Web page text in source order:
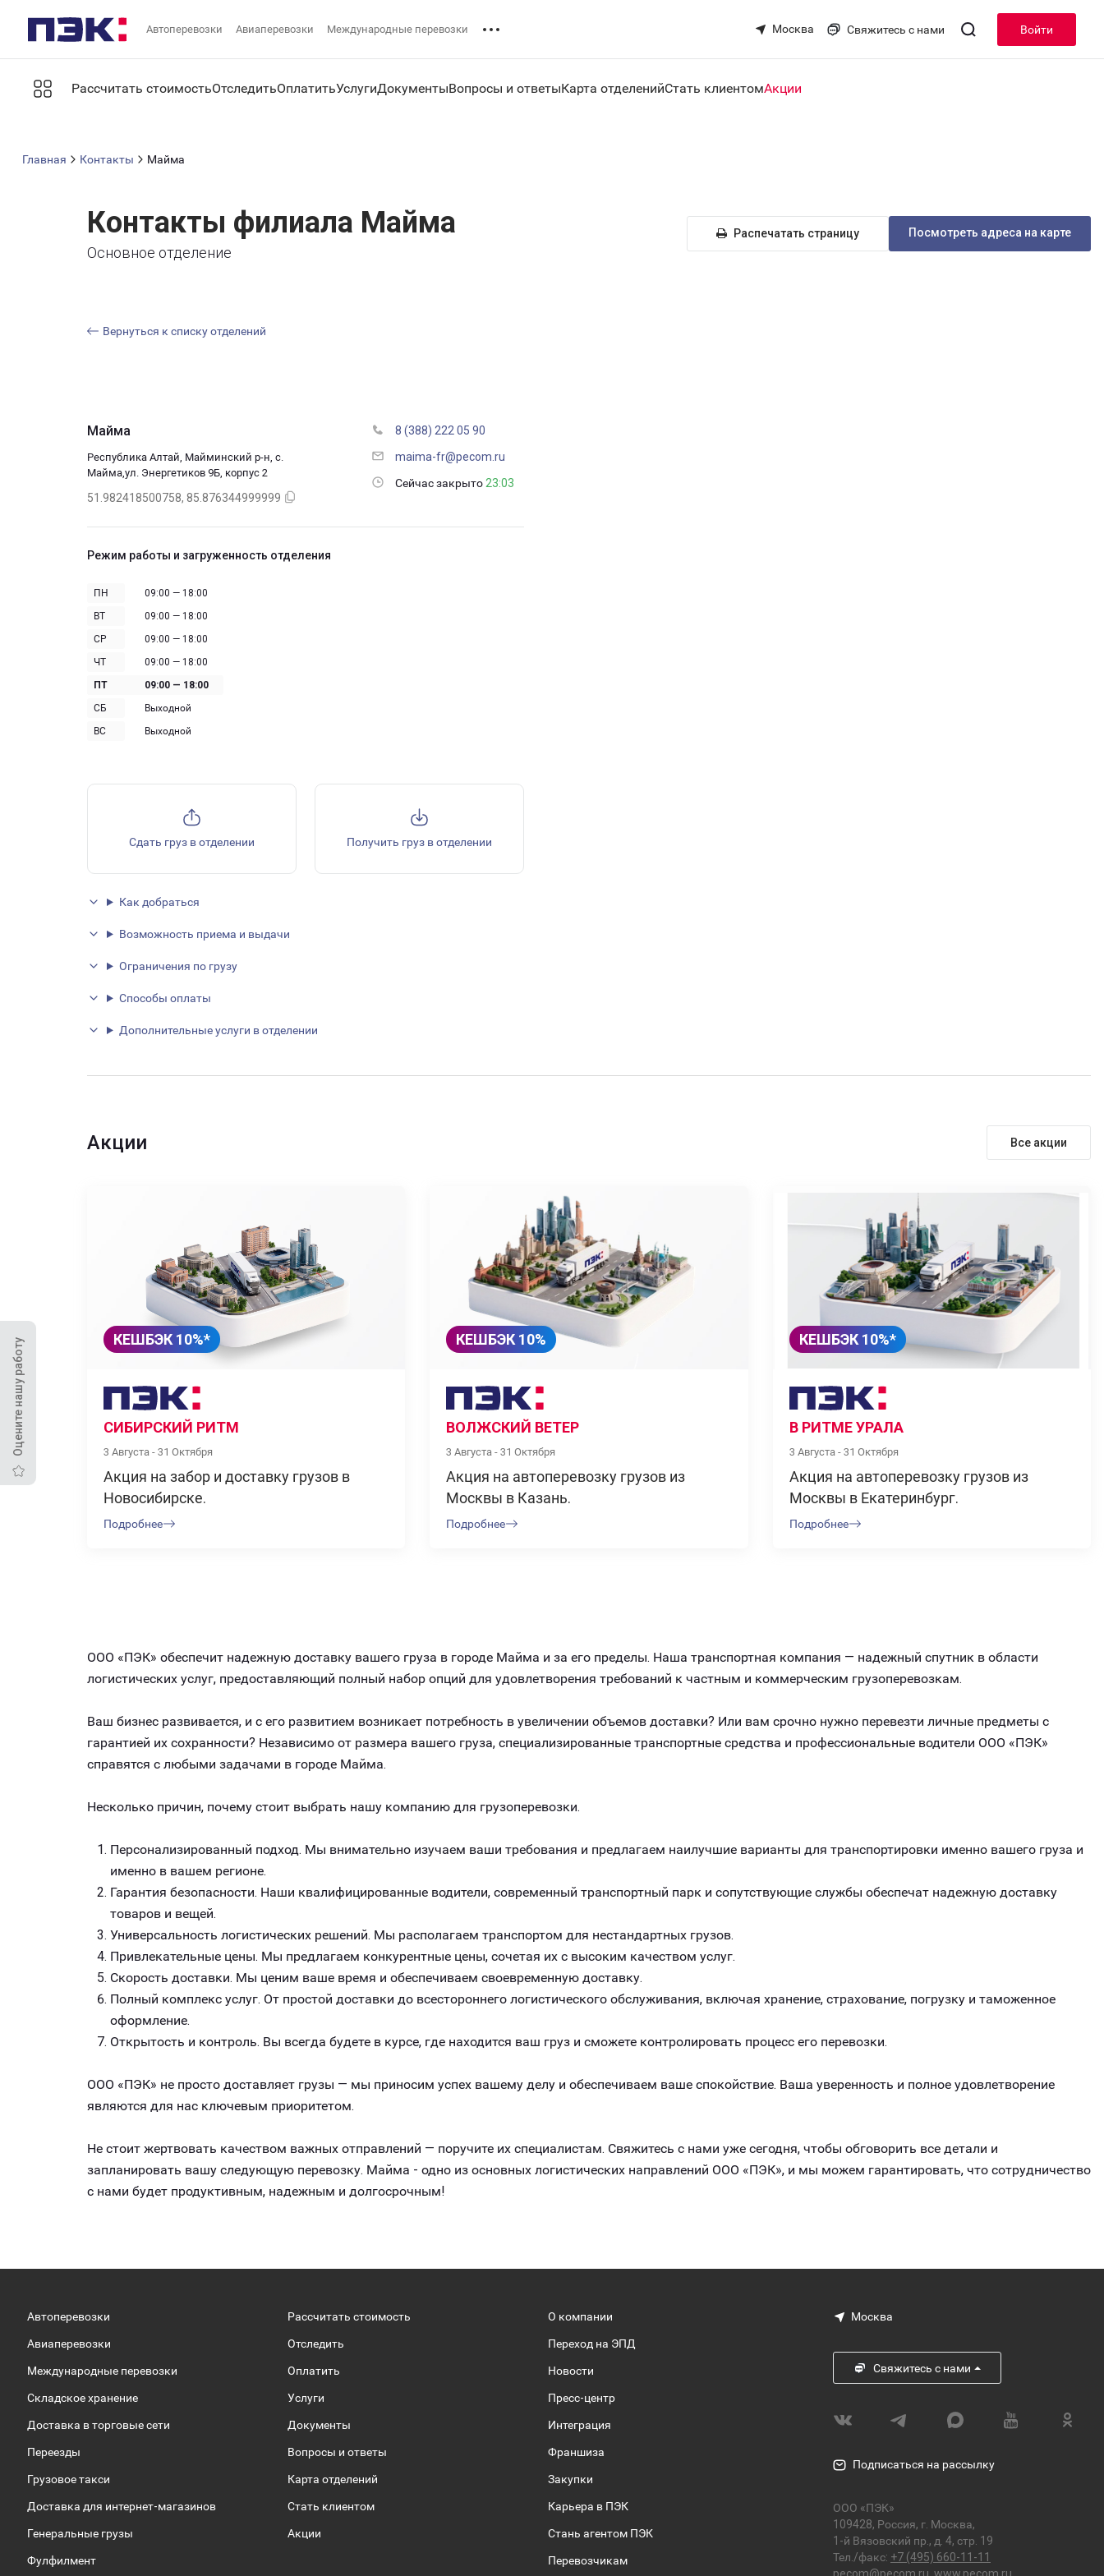
Автоперевозки Авиаперевозки Международные перевозки Москва Свяжитесь с нами Войти
Рассчитать стоимостьОтследитьОплатитьУслугиДокументыВопросы и ответыКарта отделенийСтать клиентомАкции
Оцените нашу работу
Главная Контакты Майма
Контакты филиала Майма
Основное отделение
Распечатать страницу Посмотреть адреса на карте
Вернуться к списку отделений
Майма
Республика Алтай, Майминский р-н, с.
Майма,ул. Энергетиков 9Б, корпус 2
51.982418500758, 85.876344999999
8 (388) 222 05 90
maima-fr@pecom.ru
Сейчас закрыто 23:03
Режим работы и загруженность отделения
ПН
09:00 — 18:00
ВТ
09:00 — 18:00
СР
09:00 — 18:00
ЧТ
09:00 — 18:00
ПТ
09:00 — 18:00
СБ
Выходной
ВС
Выходной
Сдать груз в отделении Получить груз в отделении
Как добраться
Возможность приема и выдачи
Ограничения по грузу
Способы оплаты
Дополнительные услуги в отделении
Акции Все акции
КЕШБЭК 10%*
СИБИРСКИЙ РИТМ
3 Августа - 31 Октября
Акция на забор и доставку грузов в
Новосибирске.
Подробнее
КЕШБЭК 10%
ВОЛЖСКИЙ ВЕТЕР
3 Августа - 31 Октября
Акция на автоперевозку грузов из
Москвы в Казань.
Подробнее
КЕШБЭК 10%*
В РИТМЕ УРАЛА
3 Августа - 31 Октября
Акция на автоперевозку грузов из
Москвы в Екатеринбург.
Подробнее
ООО «ПЭК» обеспечит надежную доставку вашего груза в городе Майма и за его пределы. Наша транспортная компания — надежный спутник в области
логистических услуг, предоставляющий полный набор опций для удовлетворения требований к частным и коммерческим грузоперевозкам.
Ваш бизнес развивается, и с его развитием возникает потребность в увеличении объемов доставки? Или вам срочно нужно перевезти личные предметы с
гарантией их сохранности? Независимо от размера вашего груза, специализированные транспортные средства и профессиональные водители ООО «ПЭК»
справятся с любыми задачами в городе Майма.
Несколько причин, почему стоит выбрать нашу компанию для грузоперевозки.
Персонализированный подход. Мы внимательно изучаем ваши требования и предлагаем наилучшие варианты для транспортировки именно вашего груза и
именно в вашем регионе.
Гарантия безопасности. Наши квалифицированные водители, современный транспортный парк и сопутствующие службы обеспечат надежную доставку
товаров и вещей.
Универсальность логистических решений. Мы располагаем транспортом для нестандартных грузов.
Привлекательные цены. Мы предлагаем конкурентные цены, сочетая их с высоким качеством услуг.
Скорость доставки. Мы ценим ваше время и обеспечиваем своевременную доставку.
Полный комплекс услуг. От простой доставки до всестороннего логистического обслуживания, включая хранение, страхование, погрузку и таможенное
оформление.
Открытость и контроль. Вы всегда будете в курсе, где находится ваш груз и сможете контролировать процесс его перевозки.
ООО «ПЭК» не просто доставляет грузы — мы приносим успех вашему делу и обеспечиваем ваше спокойствие. Ваша уверенность и полное удовлетворение
являются для нас ключевым приоритетом.
Не стоит жертвовать качеством важных отправлений — поручите их специалистам. Свяжитесь с нами уже сегодня, чтобы обговорить все детали и
запланировать вашу следующую перевозку. Майма - одно из основных логистических направлений ООО «ПЭК», и мы можем гарантировать, что сотрудничество
с нами будет продуктивным, надежным и долгосрочным!
Автоперевозки
Авиаперевозки
Международные перевозки
Складское хранение
Доставка в торговые сети
Переезды
Грузовое такси
Доставка для интернет-магазинов
Генеральные грузы
Фулфилмент
Рассчитать стоимость
Отследить
Оплатить
Услуги
Документы
Вопросы и ответы
Карта отделений
Стать клиентом
Акции
О компании
Переход на ЭПД
Новости
Пресс-центр
Интеграция
Франшиза
Закупки
Карьера в ПЭК
Стань агентом ПЭК
Перевозчикам
Москва
Свяжитесь с нами
Подписаться на рассылку
ООО «ПЭК»
109428, Россия, г. Москва,
1-й Вязовский пр., д. 4, стр. 19
Тел./факс: +7 (495) 660-11-11